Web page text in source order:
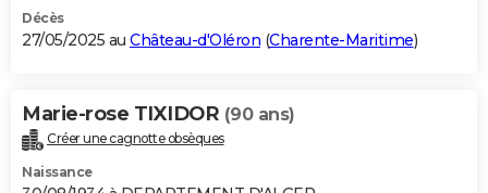
S'inscrire
Se connecter
Lycées
Collèges
Primaires
Universités
Entreprises
Service militaire
Avis de recherche
AVIS DE DÉCÈS
Bricolage
Lifestyle
Culture
Sport
Auto
Television
Voyage
Cinema
Décès
27/05/2025 au Château-d'Oléron (Charente-Maritime)
Marie-rose TIXIDOR (90 ans)
Créer une cagnotte obsèques
Naissance